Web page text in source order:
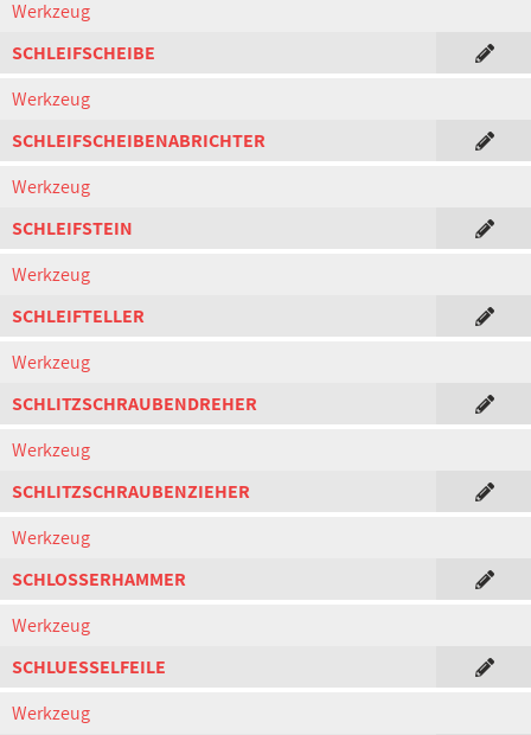
Werkzeug
SCHLEIFSCHEIBE
Werkzeug
SCHLEIFSCHEIBENABRICHTER
Werkzeug
SCHLEIFSTEIN
Werkzeug
SCHLEIFTELLER
Werkzeug
SCHLITZSCHRAUBENDREHER
Werkzeug
SCHLITZSCHRAUBENZIEHER
Werkzeug
SCHLOSSERHAMMER
Werkzeug
SCHLUESSELFEILE
Werkzeug